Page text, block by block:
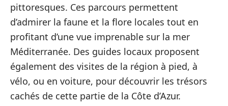
pittoresques. Ces parcours permettent
d’admirer la faune et la flore locales tout en
profitant d’une vue imprenable sur la mer
Méditerranée. Des guides locaux proposent
également des visites de la région à pied, à
vélo, ou en voiture, pour découvrir les trésors
cachés de cette partie de la Côte d’Azur.